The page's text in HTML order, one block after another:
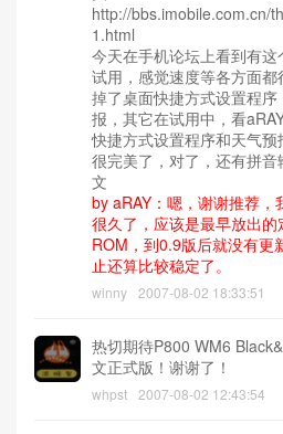
http://bbs.imobile.com.cn/
1.html
今天在手机论坛上看到有
试用，感觉速度等各方面
掉了桌面快捷方式设置程
报，其它在试用中，看
快捷方式设置程序和天气
很完美了，对了，还有拼音
文
by aRAY：嗯，谢谢推荐，
很久了，应该是最早放出的
ROM，到0.9版后就没有更
止还算比较稳定了。
winny 2007-08-02 18:33:51
热切期待P800 WM6
文正式版！谢谢了！
whpst 2007-08-02 12:43:54